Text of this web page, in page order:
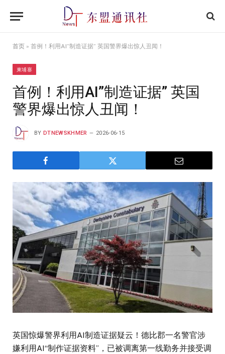
首页 » 首例！利用AI”制造证据” 英国警界爆出惊人丑闻！
柬埔寨
首例！利用AI”制造证据” 英国
警界爆出惊人丑闻！
BY DTNEWSKHMER 2026-06-15
英国惊爆警界利用AI制造证据疑云！德比郡一名警官涉
嫌利用AI“制作证据资料”，已被调离第一线勤务并接受调